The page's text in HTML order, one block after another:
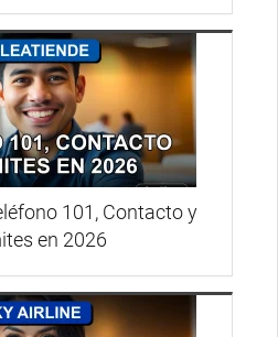
101, Contacto y
en 2026